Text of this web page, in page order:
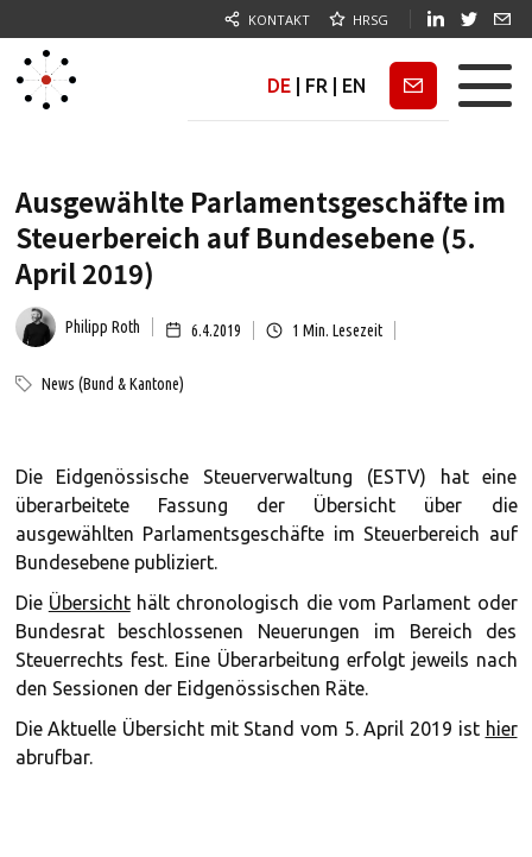
KONTAKT HRSG
DE FR EN Newsletter
Ausgewählte Parlamentsgeschäfte im
Steuerbereich auf Bundesebene (5.
April 2019)
Philipp Roth 6.4.2019 1 Min. Lesezeit
News (Bund & Kantone)
Die Eidgenössische Steuerverwaltung (ESTV) hat eine
überarbeitete Fassung der Übersicht über die
ausgewählten Parlamentsgeschäfte im Steuerbereich auf
Bundesebene publiziert.
Die Übersichthält chronologisch die vom Parlament oder
Bundesrat beschlossenen Neuerungen im Bereich des
Steuerrechts fest. Eine Überarbeitung erfolgt jeweils nach
den Sessionen der Eidgenössischen Räte.
Die Aktuelle Übersicht mit Stand vom 5. April 2019 ist hier
abrufbar.